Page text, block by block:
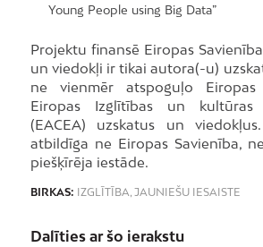
Young People using Big Data”
Projektu finansē Eiropas
un viedokļi ir tikai autora(-u)
ne vienmēr atspoguļo Eiropas
Eiropas Izglītības un kultūras
(EACEA) uzskatus un
atbildīga ne Eiropas Savienība,
piešķīrēja iestāde.
BIRKAS: IZGLĪTĪBA, JAUNIEŠU IESAISTE
Dalīties ar šo ierakstu